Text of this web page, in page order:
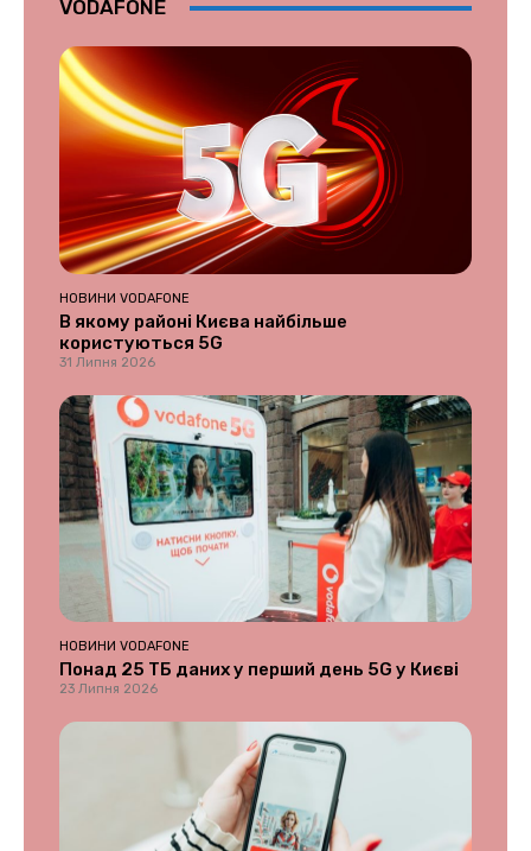
VODAFONE
НОВИНИ VODAFONE
В якому районі Києва найбільше
користуються 5G
31 Липня 2026
НОВИНИ VODAFONE
Понад 25 ТБ даних у перший день 5G у Києві
23 Липня 2026